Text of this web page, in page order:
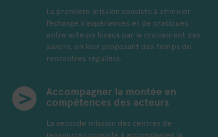
La première mission consiste à stimuler
l’échange d’expériences et de pratiques
entre acteurs locaux par le croisement des
savoirs, en leur proposant des temps de
rencontres réguliers.
Accompagner la montée en
compétences des acteurs
La seconde mission des centres de
ressources consiste à accompagner la